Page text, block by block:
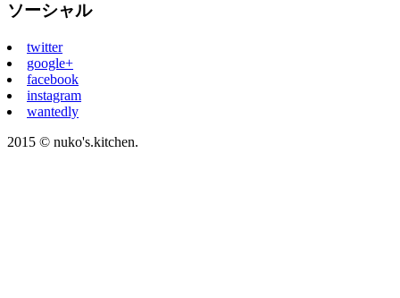
ソーシャル
twitter
google+
facebook
instagram
wantedly
2015 © nuko's.kitchen.